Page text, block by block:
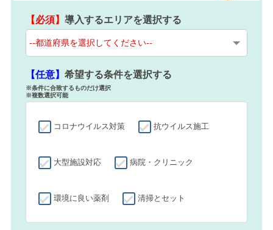
【必須】導入するエリアを選択する
【任意】希望する条件を選択する
※条件に合致するものだけ選択
※複数選択可能
コロナウイルス対策 抗ウイルス施工
大型施設対応 病院・クリニック
環境に良い薬剤 清掃とセット